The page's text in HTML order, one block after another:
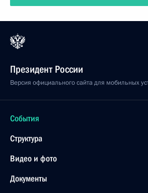
Президент России
Версия официального сайта для мобильных
События
Структура
Видео и фото
Документы